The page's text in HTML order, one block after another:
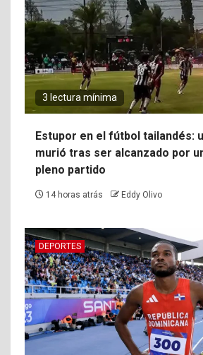
3 lectura mínima
Estupor en el fútbol tailandés:
murió tras ser alcanzado por
pleno partido
14 horas atrás Eddy Olivo
DEPORTES